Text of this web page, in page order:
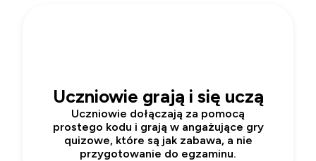
Uczniowie grają i się uczą
Uczniowie dołączają za pomocą
prostego kodu i grają w angażujące gry
quizowe, które są jak zabawa, a nie
przygotowanie do egzaminu.